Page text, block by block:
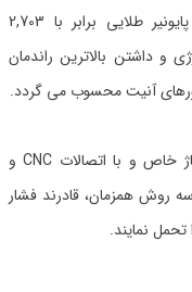
بازده حرارتی رادیاتور آلومینیومی آنیت مدل پایونیر طلایی برابر با 2,703
و داشتن بالاترین راندمان
رادیاتورهای آنیت به دلیل استفاده از نوعی آلیاژ خاص و با اتصالات CNC و
روش همزمان، قادرند فشار